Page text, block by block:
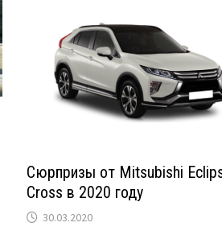
Сюрпризы от Mitsubishi
Cross в 2020 году
30.03.2020